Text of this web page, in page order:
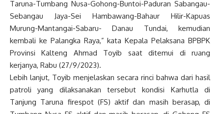
Taruna-Tumbang Nusa-Gohong-Buntoi-Paduran Sabangau-
Sebangau Jaya-Sei Hambawang-Bahaur Hilir-Kapuas
Murung-Mantangai-Sabaru- Danau Tundai, kemudian
kembali ke Palangka Raya,” kata Kepala Pelaksana BPBPK
Provinsi Kalteng Ahmad Toyib saat ditemui di ruang
kerjanya, Rabu (27/9/2023).
Lebih lanjut, Toyib menjelaskan secara rinci bahwa dari hasil
patroli yang dilaksanakan tersebut kondisi Karhutla di
Tanjung Taruna firespot (FS) aktif dan masih berasap, di